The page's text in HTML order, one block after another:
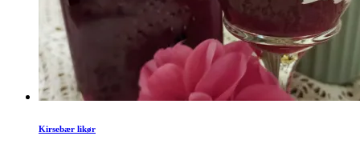
Kirsebær likør